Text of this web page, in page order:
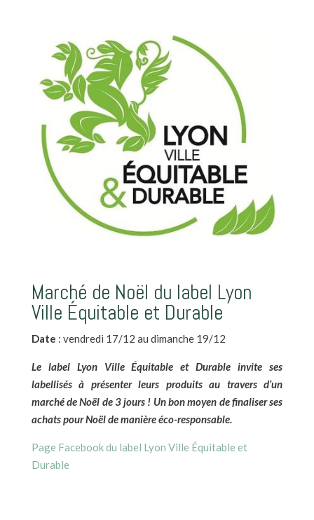
Marché de Noël du label Lyon
Ville Équitable et Durable
Date : vendredi 17/12 au dimanche 19/12
Le label Lyon Ville Équitable et Durable invite ses
labellisés à présenter leurs produits au travers d’un
marché de Noël de 3 jours ! Un bon moyen de finaliser ses
achats pour Noël de manière éco-responsable.
Page Facebook du label Lyon Ville Équitable et
Durable